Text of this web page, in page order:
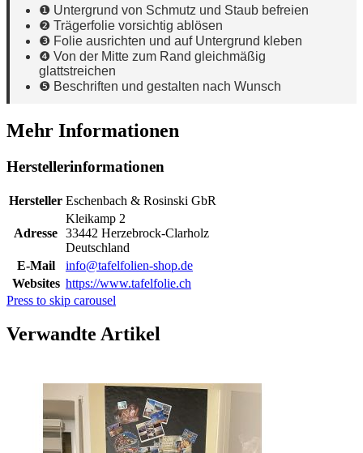
❶ Untergrund von Schmutz und Staub befreien
❷ Trägerfolie vorsichtig ablösen
❸ Folie ausrichten und auf Untergrund kleben
❹ Von der Mitte zum Rand gleichmäßig
glattstreichen
❺ Beschriften und gestalten nach Wunsch
Mehr Informationen
Herstellerinformationen
Hersteller Eschenbach & Rosinski GbR
Adresse
Kleikamp 2
33442 Herzebrock-Clarholz
Deutschland
E-Mail
info@tafelfolien-shop.de
Websites https://www.tafelfolie.ch
Press to skip carousel
Verwandte Artikel